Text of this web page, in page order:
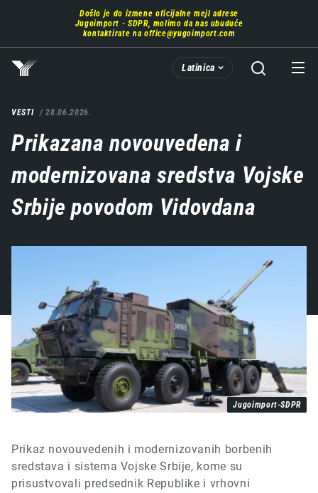
glavni
deo
sadržaja
Došlo je do izmene oficijalne mejl adrese
Jugoimport - SDPR, molimo da nas ubuduće
kontaktirate na office@yugoimport.com
Latinica
VESTI 28.06.2026.
Prikazana novouvedena i
modernizovana sredstva Vojske
Srbije povodom Vidovdana
Jugoimport-SDPR
Prikaz novouvedenih i modernizovanih borbenih
sredstava i sistema Vojske Srbije, kome su
prisustvovali predsednik Republike i vrhovni